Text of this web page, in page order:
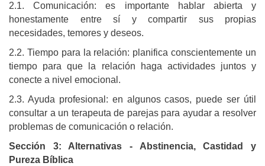
2.1. Comunicación: es importante hablar abierta y
honestamente entre sí y compartir sus propias
necesidades, temores y deseos.
2.2. Tiempo para la relación: planifica conscientemente un
tiempo para que la relación haga actividades juntos y
conecte a nivel emocional.
2.3. Ayuda profesional: en algunos casos, puede ser útil
consultar a un terapeuta de parejas para ayudar a resolver
problemas de comunicación o relación.
Sección 3: Alternativas - Abstinencia, Castidad y
Pureza Bíblica